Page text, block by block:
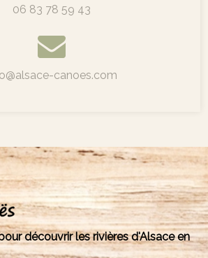
06 83 78 59 43
canoes.com
découvrir les rivières d'Alsace en